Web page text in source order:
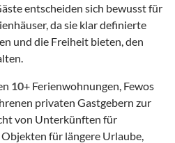
entscheiden sich bewusst für
da sie klar definierte
und die Freiheit bieten, den
10+ Ferienwohnungen, Fewos
privaten Gastgebern zur
von Unterkünften für
für längere Urlaube,